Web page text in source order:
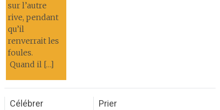
sur l’autre
rive, pendant
qu’il
renverrait les
foules.
Quand il […]
Célébrer Prier